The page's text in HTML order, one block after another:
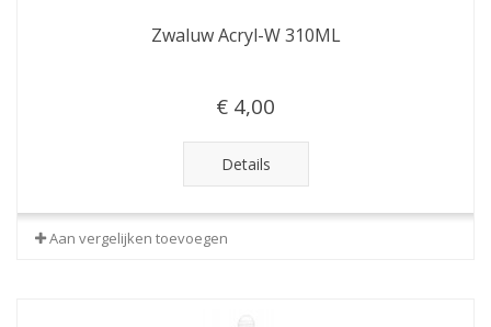
Zwaluw Acryl-W 310ML
€ 4,00
Details
Aan vergelijken toevoegen